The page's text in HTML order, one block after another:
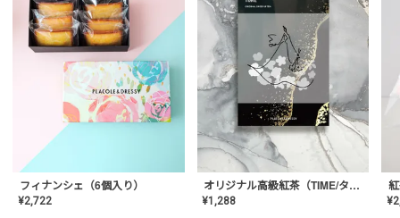
フィナンシェ（6個入り）
¥2,722
オリジナル高級紅茶（TIME/タイム）【ギフト/プチギフト/プレゼント/内祝い/結婚式/オリジナル配合/高品質/ハーブティー/茶葉/記念日/お返し/手土産/美容/おしゃれ】
¥1,288 ¥